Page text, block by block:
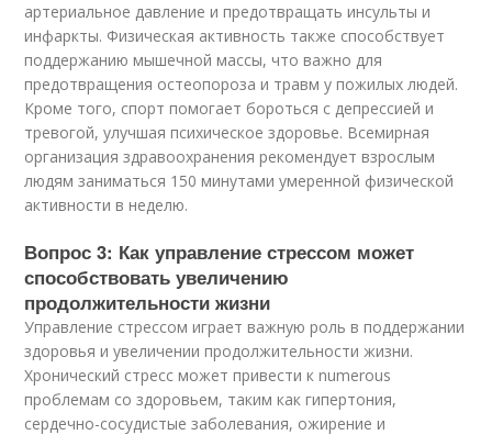
артериальное давление и предотвращать инсульты и
инфаркты. Физическая активность также способствует
поддержанию мышечной массы, что важно для
предотвращения остеопороза и травм у пожилых людей.
Кроме того, спорт помогает бороться с депрессией и
тревогой, улучшая психическое здоровье. Всемирная
организация здравоохранения рекомендует взрослым
людям заниматься 150 минутами умеренной физической
активности в неделю.
Вопрос 3: Как управление стрессом может
способствовать увеличению
продолжительности жизни
Управление стрессом играет важную роль в поддержании
здоровья и увеличении продолжительности жизни.
Хронический стресс может привести к numerous
проблемам со здоровьем, таким как гипертония,
сердечно-сосудистые заболевания, ожирение и